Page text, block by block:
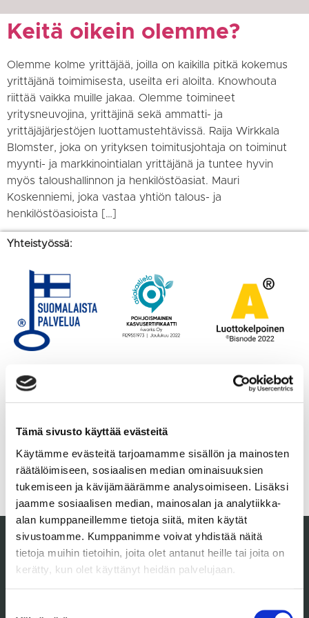
Tämä sivusto käyttää evästeitä
Käytämme evästeitä tarjoamamme sisällön ja mainosten
räätälöimiseen, sosiaalisen median ominaisuuksien
tukemiseen ja kävijämäärämme analysoimiseen. Lisäksi
jaamme sosiaalisen median, mainosalan ja analytiikka-
alan kumppaneillemme tietoja siitä, miten käytät
sivustoamme. Kumppanimme voivat yhdistää näitä
tietoja muihin tietoihin, joita olet antanut heille tai joita on
kerätty, kun olet käyttänyt heidän palvelujaan.
Keitä oikein olemme?
Olemme kolme yrittäjää, joilla on kaikilla pitkä kokemus
yrittäjänä toimimisesta, useilta eri aloilta. Knowhouta
riittää vaikka muille jakaa. Olemme toimineet
yritysneuvojina, yrittäjinä sekä ammatti- ja
yrittäjäjärjestöjen luottamustehtävissä. Raija Wirkkala
Blomster, joka on yrityksen toimitusjohtaja on toiminut
myynti- ja markkinointialan yrittäjänä ja tuntee hyvin
myös taloushallinnon ja henkilöstöasiat. Mauri
Koskenniemi, joka vastaa yhtiön talous- ja
henkilöstöasioista […]
Yhteistyössä:
SIVUKARTTA
Etusivu